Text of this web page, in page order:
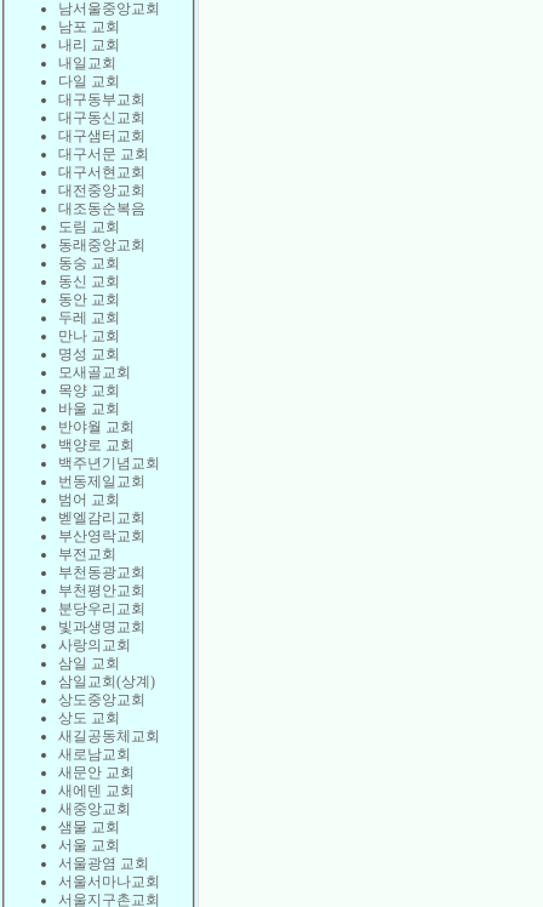
남서울중앙교회
남포 교회
내리 교회
내일교회
다일 교회
대구동부교회
대구동신교회
대구샘터교회
대구서문 교회
대구서현교회
대전중앙교회
대조동순복음
도림 교회
동래중앙교회
동숭 교회
동신 교회
동안 교회
두레 교회
만나 교회
명성 교회
모새골교회
목양 교회
바울 교회
반야월 교회
백양로 교회
백주년기념교회
번동제일교회
범어 교회
벧엘감리교회
부산영락교회
부전교회
부천동광교회
부천평안교회
분당우리교회
빛과생명교회
사랑의교회
삼일 교회
삼일교회(상계)
상도중앙교회
상도 교회
새길공동체교회
새로남교회
새문안 교회
새에덴 교회
새중앙교회
샘물 교회
서울 교회
서울광염 교회
서울서마나교회
서울지구촌교회